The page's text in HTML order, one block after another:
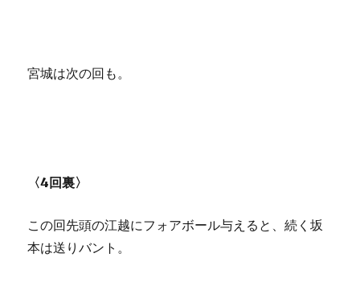
宮城は次の回も。
〈4回裏〉
この回先頭の江越にフォアボール与えると、続く坂
本は送りバント。